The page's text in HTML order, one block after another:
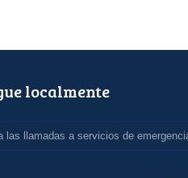
localmente
las llamadas a servicios de